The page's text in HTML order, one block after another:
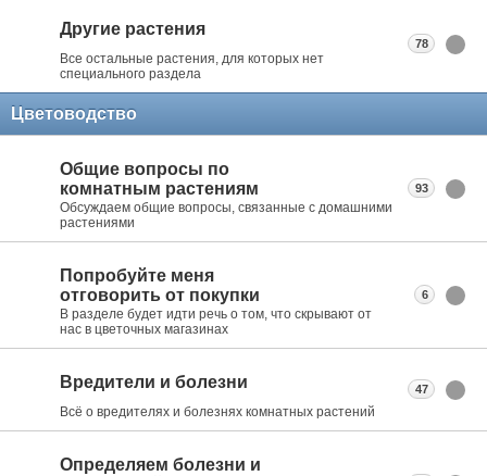
Другие растения
Все остальные растения, для которых нет
специального раздела
78
Цветоводство
Общие вопросы по
комнатным растениям
Обсуждаем общие вопросы, связанные с домашними
растениями
93
Попробуйте меня
отговорить от покупки
В разделе будет идти речь о том, что скрывают от
нас в цветочных магазинах
6
Вредители и болезни
Всё о вредителях и болезнях комнатных растений
47
Определяем болезни и